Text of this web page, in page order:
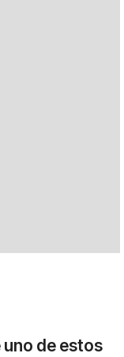
de estos